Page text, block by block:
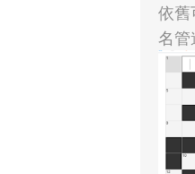
依舊
名管